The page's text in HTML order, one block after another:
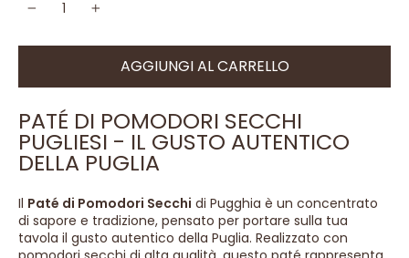
AGGIUNGI AL CARRELLO
PATÉ DI POMODORI SECCHI
PUGLIESI - IL GUSTO AUTENTICO
DELLA PUGLIA
Il Paté di Pomodori Secchi di Pugghia è un concentrato
di sapore e tradizione, pensato per portare sulla tua
tavola il gusto autentico della Puglia. Realizzato con